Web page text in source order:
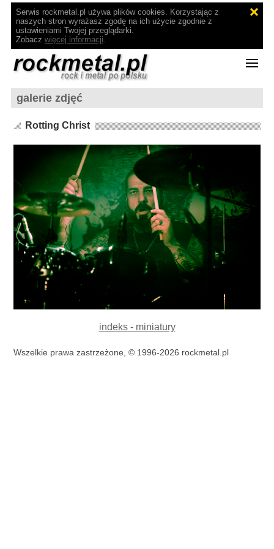
Serwis rockmetal.pl używa plików cookies. Korzystając z
naszych stron wyrażasz zgodę na ich użycie zgodnie z
ustawieniami Twojej przeglądarki.
Zobacz więcej informacji.
galerie zdjęć
Rotting Christ
indeks - miniatury
Wszelkie prawa zastrzeżone, © 1996-2026 rockmetal.pl